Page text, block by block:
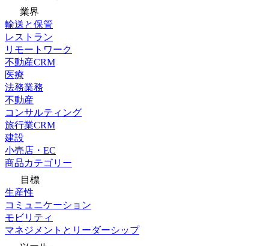
業界
輸送と保管
レストラン
リモートワーク
不動産CRM
医療
法務業務
不動産
コンサルティング
旅行業CRM
建設
小売店・EC
商品カテゴリー
目標
生産性
コミュニケーション
モビリティ
マネジメントとリーダーシップ